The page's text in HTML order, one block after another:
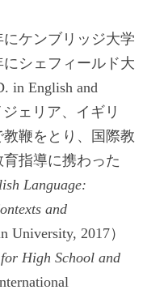
ケンブリッジ大学
シェフィールド大
in English and
ェリア、イギリ
鞭をとり、国際教
指導に携わった
Language:
and
University, 2017）
High School and